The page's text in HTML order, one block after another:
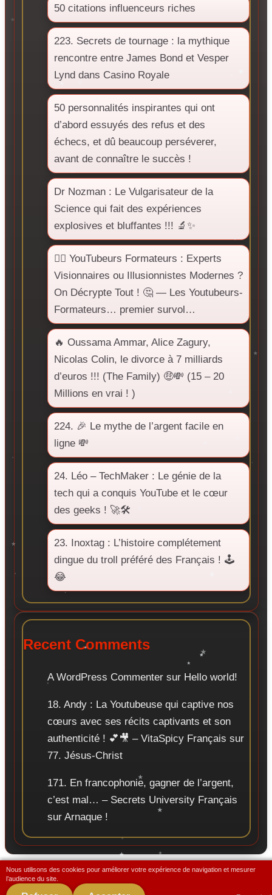
Nous utilisons des cookies pour améliorer votre expérience de navigation et mesurer
l’audience du site.
50 citations influenceurs riches
223. Secrets de tournage : la mythique
rencontre entre James Bond et Vesper
Lynd dans Casino Royale
50 personnalités inspirantes qui ont
d’abord essuyés des refus et des
échecs, et dû beaucoup perséverer,
avant de connaître le succès !
Dr Nozman : Le Vulgarisateur de la
Science qui fait des expériences
explosives et bluffantes !!! 🔬✨
🕵️‍♂️ YouTubeurs Formateurs : Experts
Visionnaires ou Illusionnistes Modernes ?
On Décrypte Tout ! 🤔 — Les Youtubeurs-
Formateurs… premier survol…
🔥 Oussama Ammar, Alice Zagury,
Nicolas Colin, le divorce à 7 milliards
d’euros !!! (The Family) 🤑💸 (15 – 20
Millions en vrai ! )
224. 🎉 Le mythe de l’argent facile en
ligne 💸
24. Léo – TechMaker : Le génie de la
tech qui a conquis YouTube et le cœur
des geeks ! 🚀🛠️
23. Inoxtag : L’histoire complétement
dingue du troll préféré des Français ! 🕹️
😂
Recent Comments
A WordPress Commenter sur Hello world!
18. Andy : La Youtubeuse qui captive nos
cœurs avec ses récits captivants et son
authenticité ! 💕🎥 – VitaSpicy Français sur
77. Jésus-Christ
171. En francophonie, gagner de l’argent,
c’est mal… – Secrets University Français
sur Arnaque !
© 2026 RichPravda Français.